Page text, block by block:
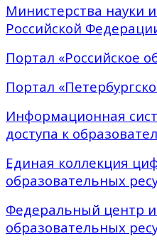
Министерства науки
Российской
Портал «Российское
Портал
Информационная
доступа к
Единая коллекция
образовательных
Федеральный центр
образовательных